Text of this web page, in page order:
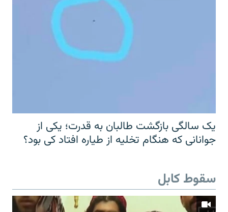
یک سالگی بازگشت طالبان به قدرت؛ یکی از
جوانانی که هنگام تخلیه از طیاره افتاد کی بود؟
سقوط کابل